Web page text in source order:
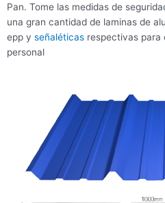
Pan. Tome las medidas de
una gran cantidad de laminas de
epp y señaléticas respectivas para
personal